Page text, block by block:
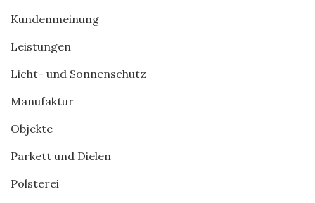
Kundenmeinung
Leistungen
Licht- und Sonnenschutz
Manufaktur
Objekte
Parkett und Dielen
Polsterei